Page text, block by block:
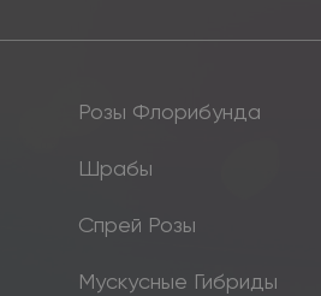
Розы Флорибунда
Шрабы
Спрей Розы
Мускусные Гибриды